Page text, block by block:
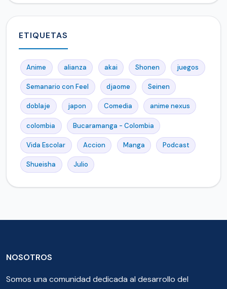
ETIQUETAS
Anime alianza akai Shonen juegos
Semanario con Feel djaome Seinen
doblaje japon Comedia anime nexus
colombia Bucaramanga - Colombia
Vida Escolar Accion Manga Podcast
Shueisha Julio
NOSOTROS
Somos una comunidad dedicada al desarrollo del